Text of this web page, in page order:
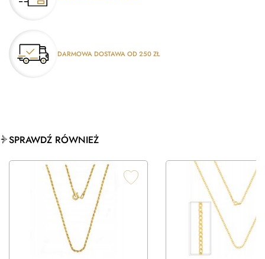
DARMOWA DOSTAWA OD 250 ZŁ
SPRAWDŹ RÓWNIEŻ